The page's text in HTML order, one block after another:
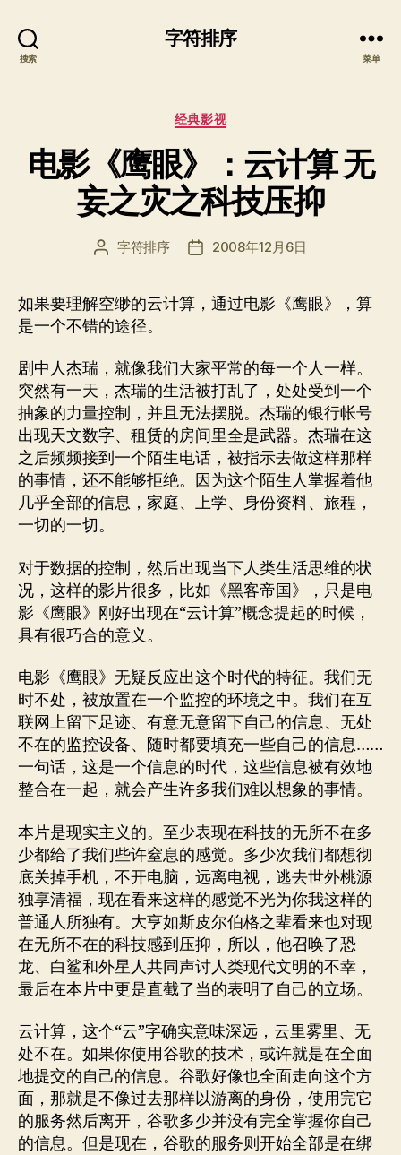
搜索
字符排序
菜单
分
经典影视
电影《鹰眼》：云计算 无
妄之灾之科技压抑
文
者
字符排序
发
期
2008年12月6日
如果要理解空缈的云计算，通过电影《鹰眼》，算
是一个不错的途径。
剧中人杰瑞，就像我们大家平常的每一个人一样。
突然有一天，杰瑞的生活被打乱了，处处受到一个
抽象的力量控制，并且无法摆脱。杰瑞的银行帐号
出现天文数字、租赁的房间里全是武器。杰瑞在这
之后频频接到一个陌生电话，被指示去做这样那样
的事情，还不能够拒绝。因为这个陌生人掌握着他
几乎全部的信息，家庭、上学、身份资料、旅程，
一切的一切。
对于数据的控制，然后出现当下人类生活思维的状
况，这样的影片很多，比如《黑客帝国》，只是电
影《鹰眼》刚好出现在“云计算”概念提起的时候，
具有很巧合的意义。
电影《鹰眼》无疑反应出这个时代的特征。我们无
时不处，被放置在一个监控的环境之中。我们在互
联网上留下足迹、有意无意留下自己的信息、无处
不在的监控设备、随时都要填充一些自己的信息……
一句话，这是一个信息的时代，这些信息被有效地
整合在一起，就会产生许多我们难以想象的事情。
本片是现实主义的。至少表现在科技的无所不在多
少都给了我们些许窒息的感觉。多少次我们都想彻
底关掉手机，不开电脑，远离电视，逃去世外桃源
独享清福，现在看来这样的感觉不光为你我这样的
普通人所独有。大亨如斯皮尔伯格之辈看来也对现
在无所不在的科技感到压抑，所以，他召唤了恐
龙、白鲨和外星人共同声讨人类现代文明的不幸，
最后在本片中更是直截了当的表明了自己的立场。
云计算，这个“云”字确实意味深远，云里雾里、无
处不在。如果你使用谷歌的技术，或许就是在全面
地提交的自己的信息。谷歌好像也全面走向这个方
面，那就是不像过去那样以游离的身份，使用完它
的服务然后离开，谷歌多少并没有完全掌握你自己
的信息。但是现在，谷歌的服务则开始全部是在绑